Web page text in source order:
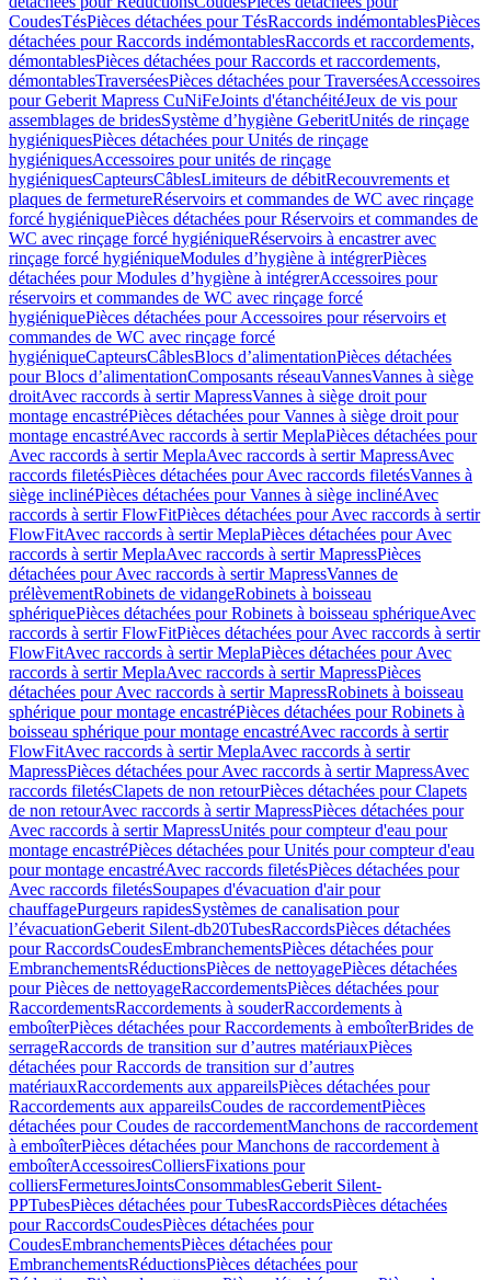
CoudesTésPièces détachées pour TésRaccords indémontablesPièces
détachées pour Raccords indémontablesRaccords et raccordements,
démontablesPièces détachées pour Raccords et raccordements,
démontablesTraverséesPièces détachées pour TraverséesAccessoires
pour Geberit Mapress CuNiFeJoints d'étanchéitéJeux de vis pour
assemblages de bridesSystème d’hygiène GeberitUnités de rinçage
hygiéniquesPièces détachées pour Unités de rinçage
hygiéniquesAccessoires pour unités de rinçage
hygiéniquesCapteursCâblesLimiteurs de débitRecouvrements et
plaques de fermetureRéservoirs et commandes de WC avec rinçage
forcé hygiéniquePièces détachées pour Réservoirs et commandes de
WC avec rinçage forcé hygiéniqueRéservoirs à encastrer avec
rinçage forcé hygiéniqueModules d’hygiène à intégrerPièces
détachées pour Modules d’hygiène à intégrerAccessoires pour
réservoirs et commandes de WC avec rinçage forcé
hygiéniquePièces détachées pour Accessoires pour réservoirs et
commandes de WC avec rinçage forcé
hygiéniqueCapteursCâblesBlocs d’alimentationPièces détachées
pour Blocs d’alimentationComposants réseauVannesVannes à siège
droitAvec raccords à sertir MapressVannes à siège droit pour
montage encastréPièces détachées pour Vannes à siège droit pour
montage encastréAvec raccords à sertir MeplaPièces détachées pour
Avec raccords à sertir MeplaAvec raccords à sertir MapressAvec
raccords filetésPièces détachées pour Avec raccords filetésVannes à
siège inclinéPièces détachées pour Vannes à siège inclinéAvec
raccords à sertir FlowFitPièces détachées pour Avec raccords à sertir
FlowFitAvec raccords à sertir MeplaPièces détachées pour Avec
raccords à sertir MeplaAvec raccords à sertir MapressPièces
détachées pour Avec raccords à sertir MapressVannes de
prélèvementRobinets de vidangeRobinets à boisseau
sphériquePièces détachées pour Robinets à boisseau sphériqueAvec
raccords à sertir FlowFitPièces détachées pour Avec raccords à sertir
FlowFitAvec raccords à sertir MeplaPièces détachées pour Avec
raccords à sertir MeplaAvec raccords à sertir MapressPièces
détachées pour Avec raccords à sertir MapressRobinets à boisseau
sphérique pour montage encastréPièces détachées pour Robinets à
boisseau sphérique pour montage encastréAvec raccords à sertir
FlowFitAvec raccords à sertir MeplaAvec raccords à sertir
MapressPièces détachées pour Avec raccords à sertir MapressAvec
raccords filetésClapets de non retourPièces détachées pour Clapets
de non retourAvec raccords à sertir MapressPièces détachées pour
Avec raccords à sertir MapressUnités pour compteur d'eau pour
montage encastréPièces détachées pour Unités pour compteur d'eau
pour montage encastréAvec raccords filetésPièces détachées pour
Avec raccords filetésSoupapes d'évacuation d'air pour
chauffagePurgeurs rapidesSystèmes de canalisation pour
l’évacuationGeberit Silent-db20TubesRaccordsPièces détachées
pour RaccordsCoudesEmbranchementsPièces détachées pour
EmbranchementsRéductionsPièces de nettoyagePièces détachées
pour Pièces de nettoyageRaccordementsPièces détachées pour
RaccordementsRaccordements à souderRaccordements à
emboîterPièces détachées pour Raccordements à emboîterBrides de
serrageRaccords de transition sur d’autres matériauxPièces
détachées pour Raccords de transition sur d’autres
matériauxRaccordements aux appareilsPièces détachées pour
Raccordements aux appareilsCoudes de raccordementPièces
détachées pour Coudes de raccordementManchons de raccordement
à emboîterPièces détachées pour Manchons de raccordement à
emboîterAccessoiresColliersFixations pour
colliersFermeturesJointsConsommablesGeberit Silent-
PPTubesPièces détachées pour TubesRaccordsPièces détachées
pour RaccordsCoudesPièces détachées pour
CoudesEmbranchementsPièces détachées pour
EmbranchementsRéductionsPièces détachées pour